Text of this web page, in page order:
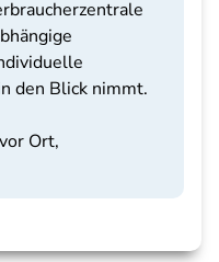
den Blick nimmt.
Ort,